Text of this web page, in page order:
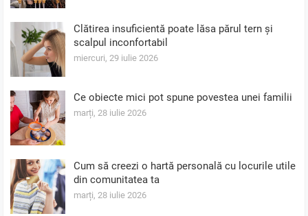
Clătirea insuficientă poate lăsa părul tern și
scalpul inconfortabil
miercuri, 29 iulie 2026
Ce obiecte mici pot spune povestea unei familii
marți, 28 iulie 2026
Cum să creezi o hartă personală cu locurile utile
din comunitatea ta
marți, 28 iulie 2026